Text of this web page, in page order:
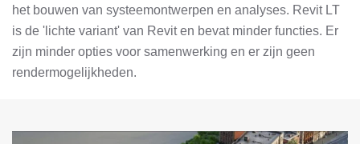
het bouwen van systeemontwerpen en analyses. Revit LT
is de 'lichte variant' van Revit en bevat minder functies. Er
zijn minder opties voor samenwerking en er zijn geen
rendermogelijkheden.